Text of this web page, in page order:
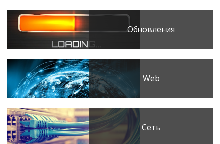
Обновления
Web
Сеть